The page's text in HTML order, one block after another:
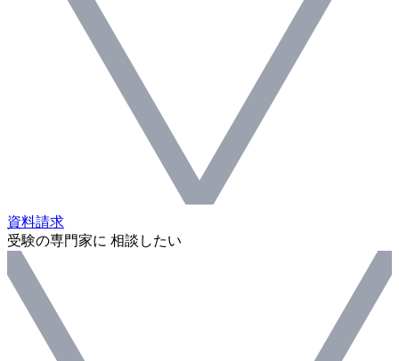
資料請求
受験の専門家に 相談したい